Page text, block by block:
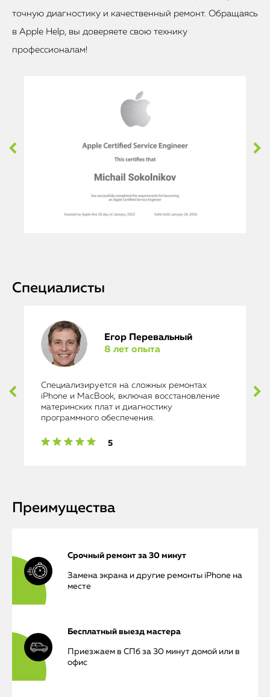
точную диагностику и качественный ремонт. Обращаясь
в Apple Help, вы доверяете свою технику
профессионалам!
Специалисты
Егор Перевальный
8 лет опыта
Специализируется на сложных ремонтах
iPhone и MacBook, включая восстановление
материнских плат и диагностику
программного обеспечения.
5
Преимущества
Срочный ремонт за 30 минут
Замена экрана и другие ремонты iPhone на
месте
Бесплатный выезд мастера
Приезжаем в СПб за 30 минут домой или в
офис